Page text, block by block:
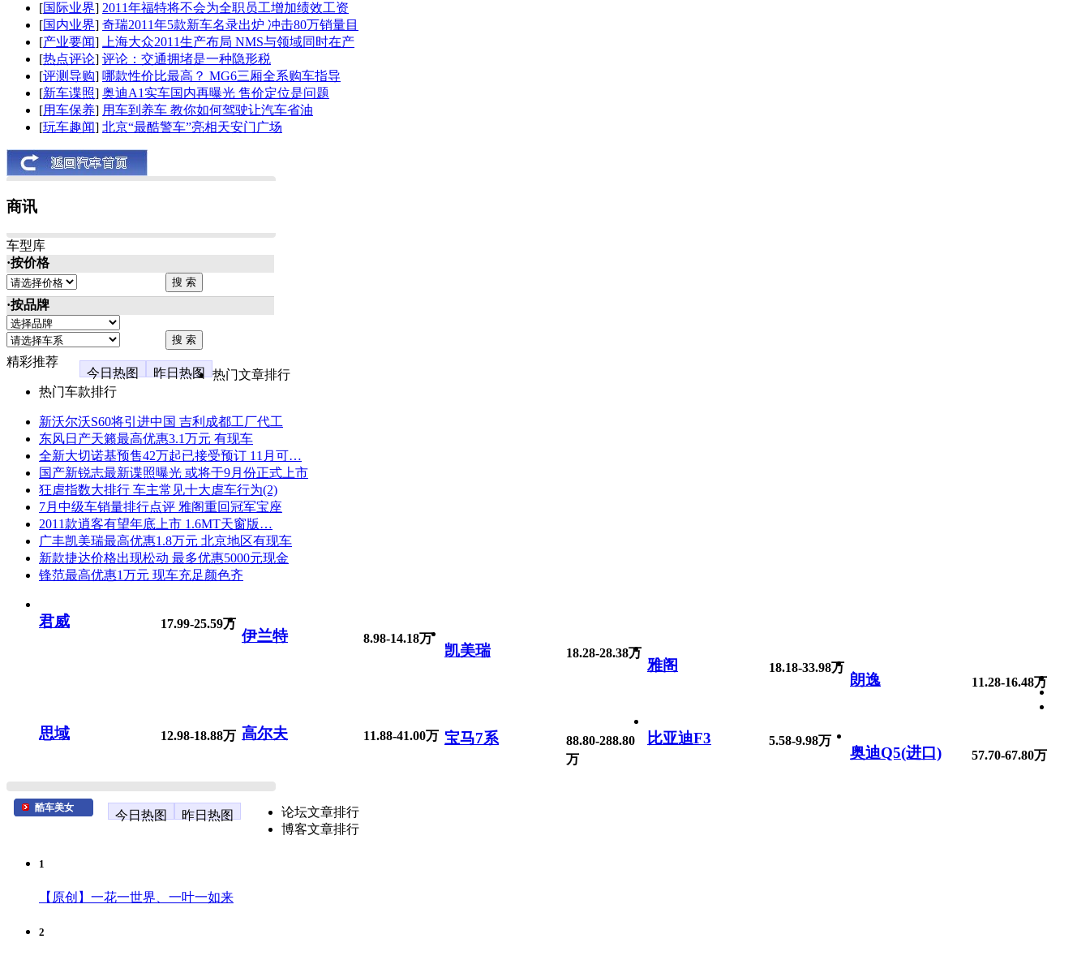
[国际业界] 2011年福特将不会为全职员工增加绩效工资
[国内业界] 奇瑞2011年5款新车名录出炉 冲击80万销量目
[产业要闻]
上海大众2011生产布局 NMS与领域同时在产
[热点评论] 评论：交通拥堵是一种隐形税
[评测导购] 哪款性价比最高？ MG6三厢全系购车指导
[新车谍照] 奥迪A1实车国内再曝光 售价定位是问题
[用车保养] 用车到养车 教你如何驾驶让汽车省油
[玩车趣闻] 北京“最酷警车”亮相天安门广场
商讯
车型库
·按价格
·按品牌
精彩推荐
今日热图
昨日热图
热门文章排行
热门车款排行
新沃尔沃S60将引进中国 吉利成都工厂代工
东风日产天籁最高优惠3.1万元 有现车
全新大切诺基预售42万起已接受预订 11月可…
国产新锐志最新谍照曝光 或将于9月份正式上市
狂虐指数大排行 车主常见十大虐车行为(2)
7月中级车销量排行点评 雅阁重回冠军宝座
2011款逍客有望年底上市 1.6MT天窗版…
广丰凯美瑞最高优惠1.8万元 北京地区有现车
新款捷达价格出现松动 最多优惠5000元现金
锋范最高优惠1万元 现车充足颜色齐
君威 17.99-25.59万
伊兰特 8.98-14.18万
凯美瑞 18.28-28.38万
雅阁 18.18-33.98万
朗逸 11.28-16.48万
思域 12.98-18.88万 高尔夫 11.88-41.00万 宝马7系
88.80-288.80
万
比亚迪F3 5.58-9.98万
奥迪Q5(进口) 57.70-67.80万
酷车美女
今日热图 昨日热图
论坛文章排行
博客文章排行
1
【原创】一花一世界、一叶一如来
2